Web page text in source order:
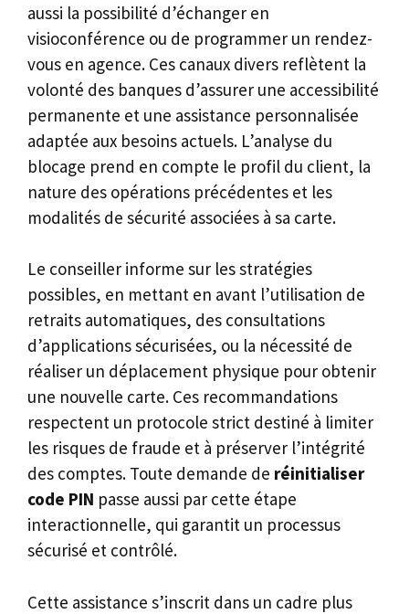
aussi la possibilité d’échanger en
visioconférence ou de programmer un rendez-
vous en agence. Ces canaux divers reflètent la
volonté des banques d’assurer une accessibilité
permanente et une assistance personnalisée
adaptée aux besoins actuels. L’analyse du
blocage prend en compte le profil du client, la
nature des opérations précédentes et les
modalités de sécurité associées à sa carte.
Le conseiller informe sur les stratégies
possibles, en mettant en avant l’utilisation de
retraits automatiques, des consultations
d’applications sécurisées, ou la nécessité de
réaliser un déplacement physique pour obtenir
une nouvelle carte. Ces recommandations
respectent un protocole strict destiné à limiter
les risques de fraude et à préserver l’intégrité
des comptes. Toute demande de réinitialiser
code PIN passe aussi par cette étape
interactionnelle, qui garantit un processus
sécurisé et contrôlé.
Cette assistance s’inscrit dans un cadre plus